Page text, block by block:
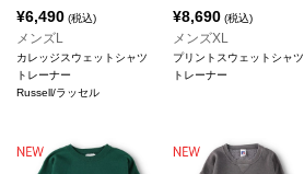
¥6,490 (税込)
メンズL
カレッジスウェットシャツ
トレーナー
Russell/ラッセル
¥8,690(税込)
メンズXL
プリントスウェットシャツ
トレーナー